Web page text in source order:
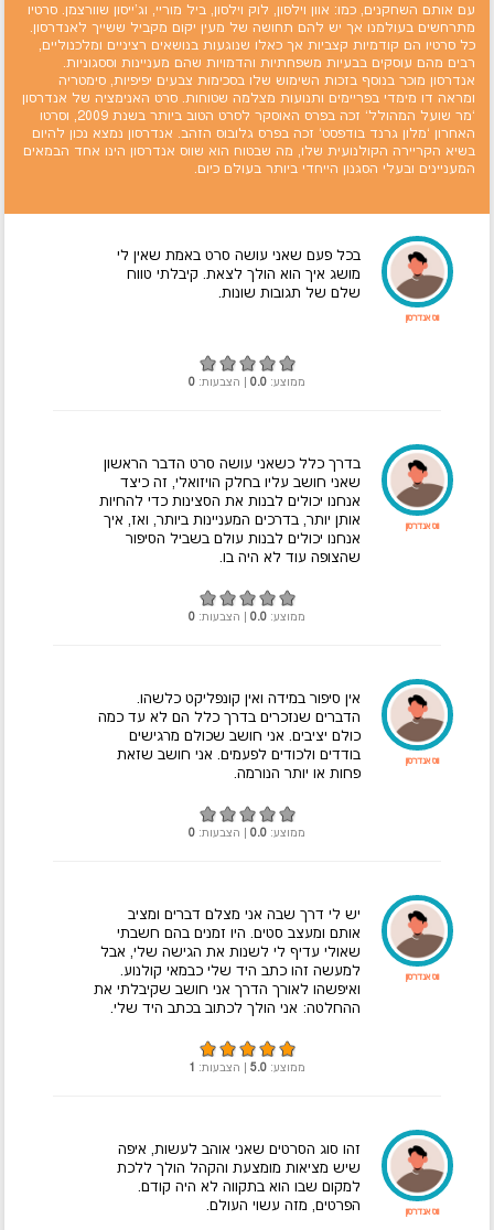
עם אותם השחקנים, כמו: אוון וילסון, לוק וילסון, ביל מוריי, וג'ייסון שוורצמן. סרטיו
מתרחשים בעולמנו אך יש להם תחושה של מעין יקום מקביל ששייך לאנדרסון.
כל סרטיו הם קודמיות קצביות אך כאלו שנוגעות בנושאים רציניים ומלכנוליים,
רבים מהם עוסקים בבעיות משפחתיות והדמויות שהם מעניינות וססגוניות.
אנדרסון מוכר בנוסף בזכות השימוש שלו בסכימות צבעים יפיפיות, סימטריה
ומראה דו מימדי בפריימים ותנועות מצלמה שטוחות. סרט האנימציה של אנדרסון
`מר שועל המהולל` זכה בפרס האוסקר לסרט הטוב ביותר בשנת 2009, וסרטו
האחרון `מלון גרנד בודפסט` זכה בפרס גלובוס הזהב. אנדרסון נמצא נכון להיום
בשיא הקריירה הקולנועית שלו, מה שבטוח הוא שווס אנדרסון הינו אחד הבמאים
המעניינים ובעלי הסגנון הייחדי ביותר בעולם כיום.
ווס אנדרסון
בכל פעם שאני עושה סרט באמת שאין לי
מושג איך הוא הולך לצאת. קיבלתי טווח
שלם של תגובות שונות.
ממוצע: 0.0 | הצבעות: 0
ווס אנדרסון
בדרך כלל כשאני עושה סרט הדבר הראשון
שאני חושב עליו בחלק הויזואלי, זה כיצד
אנחנו יכולים לבנות את הסצינות כדי להחיות
אותן יותר, בדרכים המעניינות ביותר, ואז, איך
אנחנו יכולים לבנות עולם בשביל הסיפור
שהצופה עוד לא היה בו.
ממוצע: 0.0 | הצבעות: 0
ווס אנדרסון
אין סיפור במידה ואין קונפליקט כלשהו.
הדברים שנזכרים בדרך כלל הם לא עד כמה
כולם יציבים. אני חושב שכולם מרגישים
בודדים ולכודים לפעמים. אני חושב שזאת
פחות או יותר הנורמה.
ממוצע: 0.0 | הצבעות: 0
ווס אנדרסון
יש לי דרך שבה אני מצלם דברים ומציב
אותם ומעצב סטים. היו זמנים בהם חשבתי
שאולי עדיף לי לשנות את הגישה שלי, אבל
למעשה זהו כתב היד שלי כבמאי קולנוע.
ואיפשהו לאורך הדרך אני חושב שקיבלתי את
ההחלטה: אני הולך לכתוב בכתב היד שלי.
ממוצע: 5.0 | הצבעות: 1
ווס אנדרסון
זהו סוג הסרטים שאני אוהב לעשות, איפה
שיש מציאות מומצעת והקהל הולך ללכת
למקום שבו הוא בתקווה לא היה קודם.
הפרטים, מזה עשוי העולם.